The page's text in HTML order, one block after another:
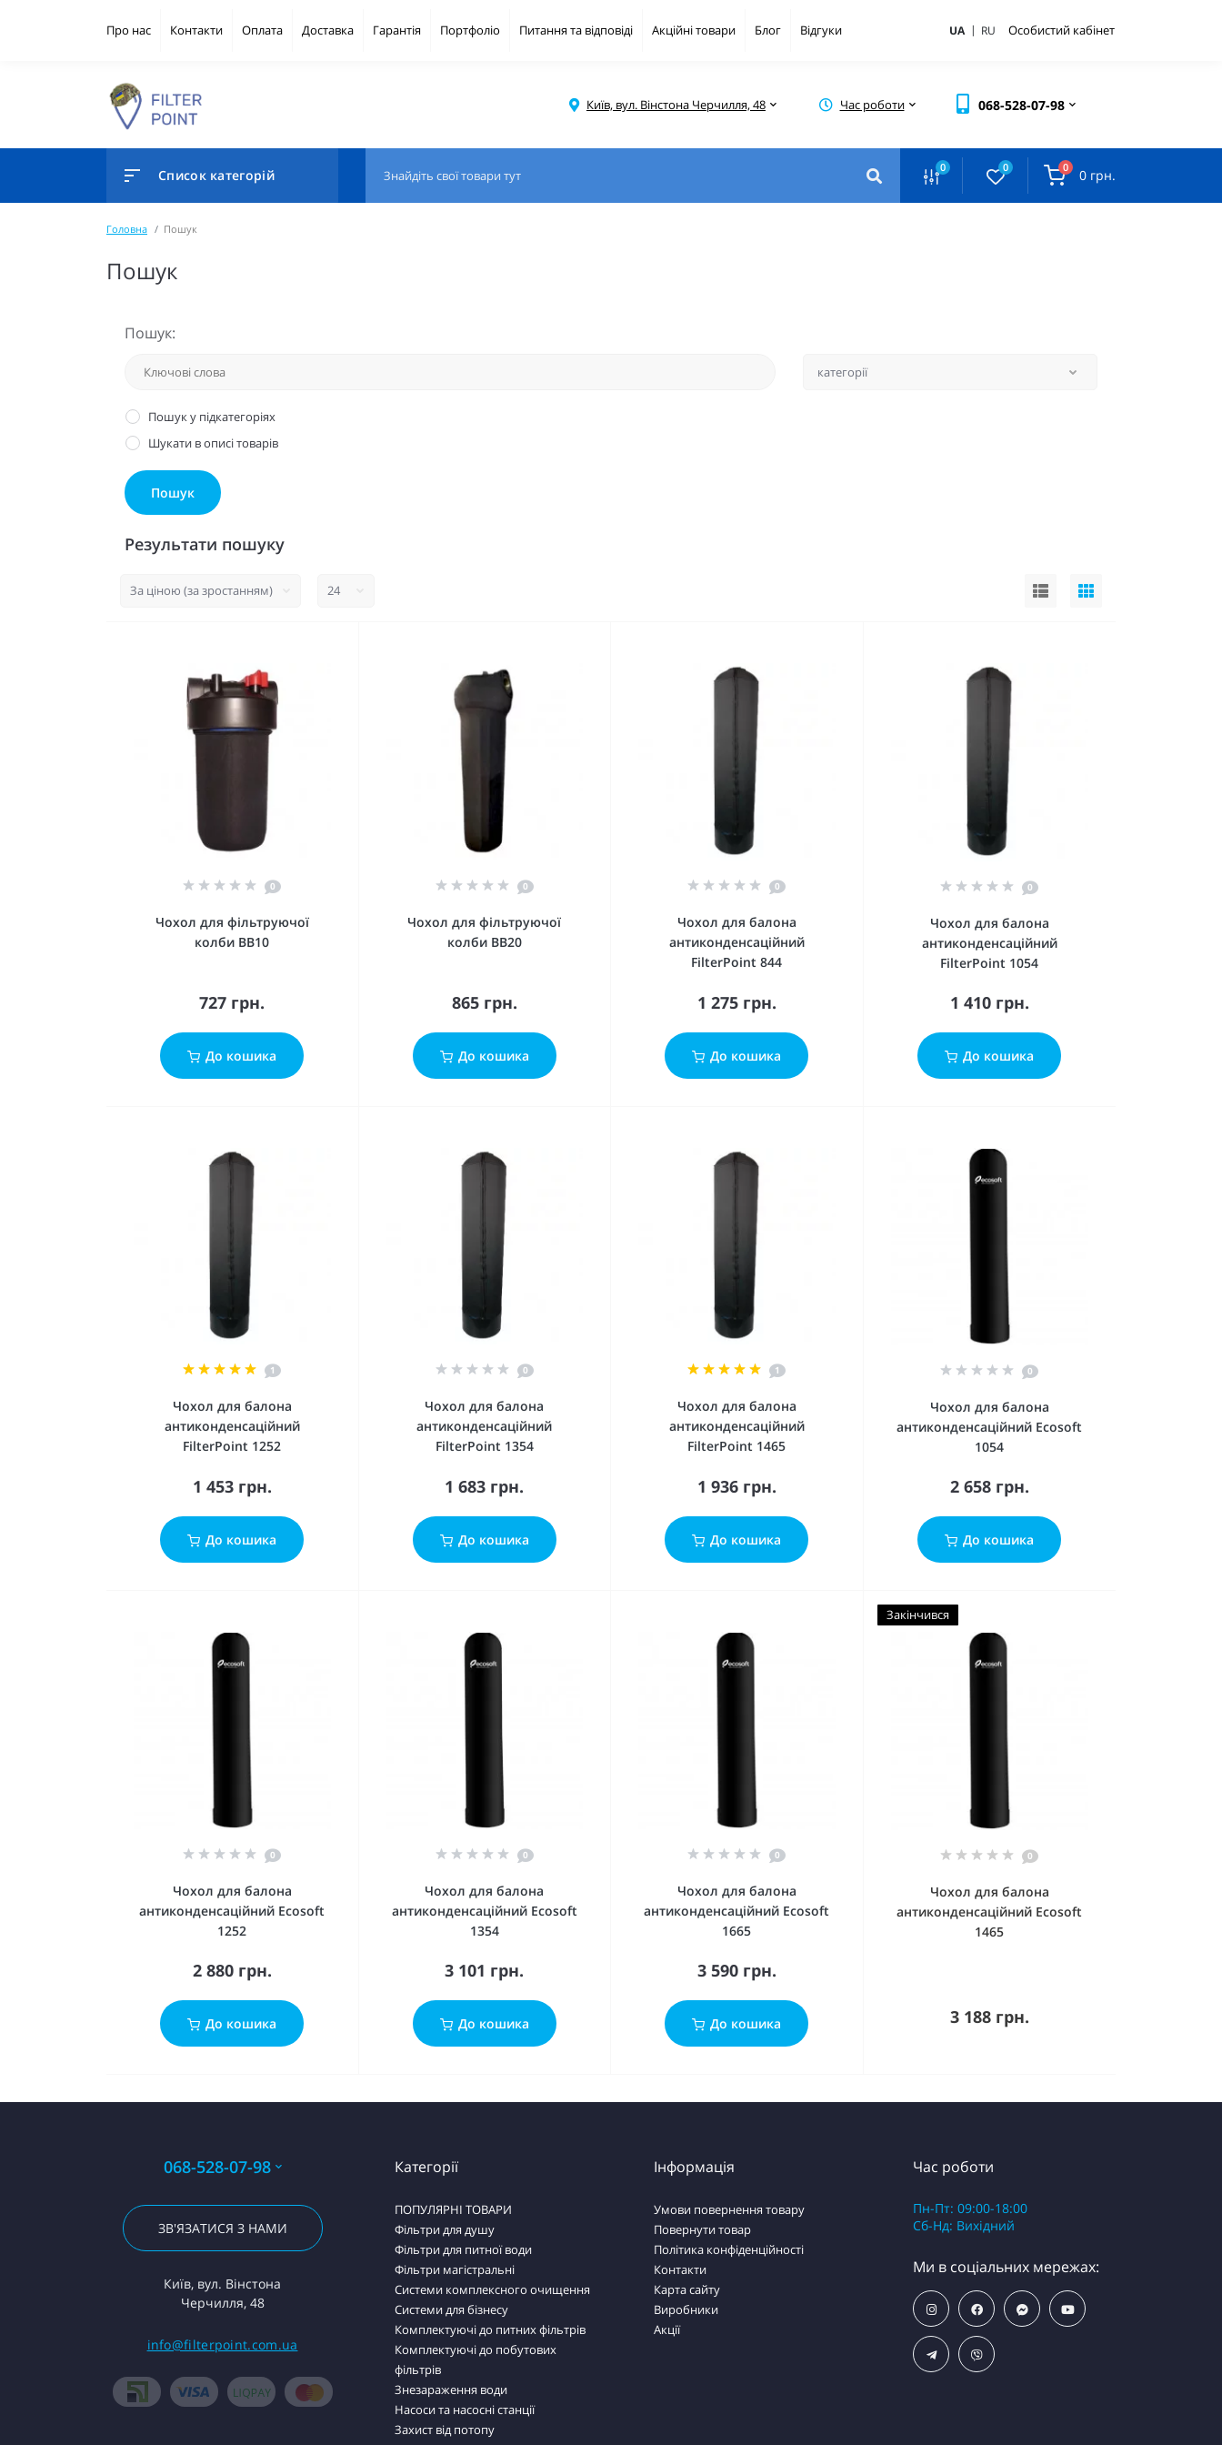
Про нас Контакти Оплата Доставка Гарантія Портфоліо Питання та відповіді Акційні товари Блог Відгуки UA | RU Особистий кабінет
Київ, вул. Вінстона Черчилля, 48 Час роботи 068-528-07-98
Список категорій 0 0 0 0 грн.
Головна Пошук
Пошук
Пошук:
Пошук у підкатегоріях
Шукати в описі товарів
Результати пошуку
0
Чохол для фільтруючої
колби BB10
727 грн.
До кошика
0
Чохол для фільтруючої
колби BB20
865 грн.
До кошика
0
Чохол для балона
антиконденсаційний
FilterPoint 844
1 275 грн.
До кошика
0
Чохол для балона
антиконденсаційний
FilterPoint 1054
1 410 грн.
До кошика
1
Чохол для балона
антиконденсаційний
FilterPoint 1252
1 453 грн.
До кошика
0
Чохол для балона
антиконденсаційний
FilterPoint 1354
1 683 грн.
До кошика
1
Чохол для балона
антиконденсаційний
FilterPoint 1465
1 936 грн.
До кошика
0
Чохол для балона
антиконденсаційний Ecosoft
1054
2 658 грн.
До кошика
0
Чохол для балона
антиконденсаційний Ecosoft
1252
2 880 грн.
До кошика
0
Чохол для балона
антиконденсаційний Ecosoft
1354
3 101 грн.
До кошика
0
Чохол для балона
антиконденсаційний Ecosoft
1665
3 590 грн.
До кошика
Закінчився
0
Чохол для балона
антиконденсаційний Ecosoft
1465
3 188 грн.
068-528-07-98
ЗВ'ЯЗАТИСЯ З НАМИ
Київ, вул. Вінстона
Черчилля, 48
info@filterpoint.com.ua
Категорії
ПОПУЛЯРНІ ТОВАРИ
Фільтри для душу
Фільтри для питної води
Фільтри магістральні
Системи комплексного очищення
Системи для бізнесу
Комплектуючі до питних фільтрів
Комплектуючі до побутових
фільтрів
Знезараження води
Насоси та насосні станції
Захист від потопу
Інформація
Умови повернення товару
Повернути товар
Політика конфіденційності
Контакти
Карта сайту
Виробники
Акції
Час роботи
Пн-Пт: 09:00-18:00
Сб-Нд: Вихідний
Ми в соціальних мережах: